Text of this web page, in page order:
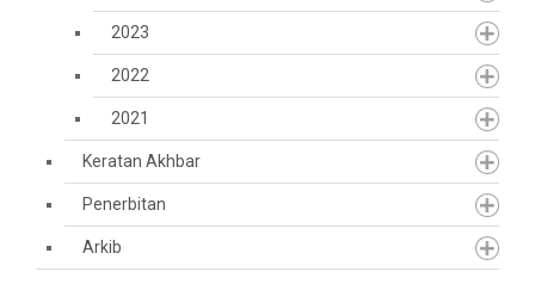
2023
2022
2021
Keratan Akhbar
Penerbitan
Arkib